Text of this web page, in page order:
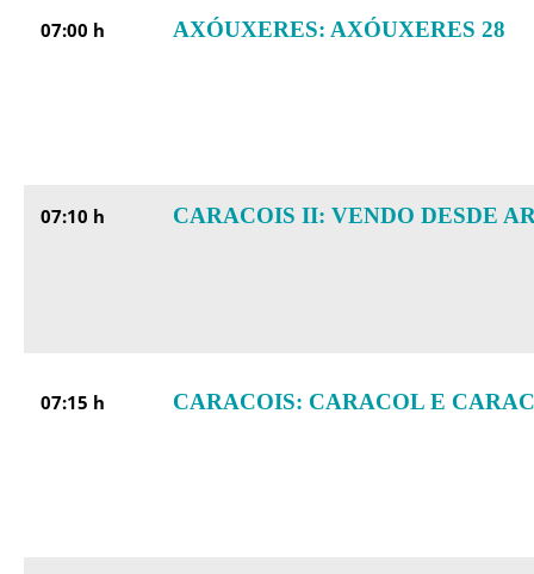
07:00 h AXÓUXERES: AXÓUXERES 28
07:10 h CARACOIS II: VENDO DESDE
07:15 h CARACOIS: CARACOL E